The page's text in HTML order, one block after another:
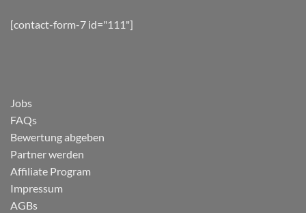
[contact-form-7 id="111"]
Jobs
FAQs
Bewertung abgeben
Partner werden
Affiliate Program
Impressum
AGBs